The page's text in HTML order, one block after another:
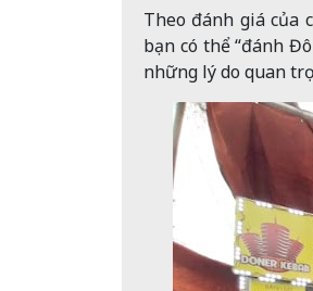
Theo đánh giá của
bạn có thể “đánh
những lý do quan